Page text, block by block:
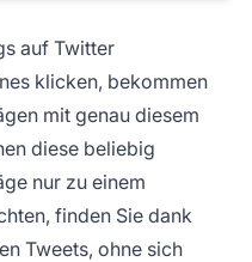
auf Twitter
klicken, bekommen
mit genau diesem
diese beliebig
nur zu einem
finden Sie dank
Tweets, ohne sich